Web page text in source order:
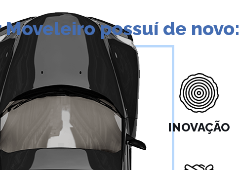
Moveleiro possuí de novo:
INOVAÇÃO